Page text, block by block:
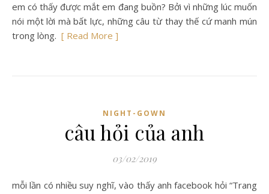
em có thấy được mắt em đang buồn? Bởi vì những lúc muốn
nói một lời mà bất lực, những câu từ thay thế cứ manh mún
trong lòng. [ Read More ]
NIGHT-GOWN
câu hỏi của anh
03/02/2019
mỗi lần có nhiều suy nghĩ, vào thấy anh facebook hỏi “Trang